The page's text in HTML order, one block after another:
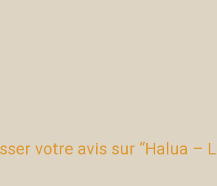
votre avis sur “Halua –